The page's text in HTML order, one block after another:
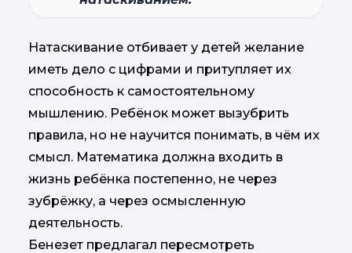
Натаскивание отбивает у детей желание
иметь дело с цифрами и притупляет их
способность к самостоятельному
мышлению. Ребёнок может вызубрить
правила, но не научится понимать, в чём их
смысл. Математика должна входить в
жизнь ребёнка постепенно, не через
зубрёжку, а через осмысленную
деятельность.
Бенезет предлагал пересмотреть